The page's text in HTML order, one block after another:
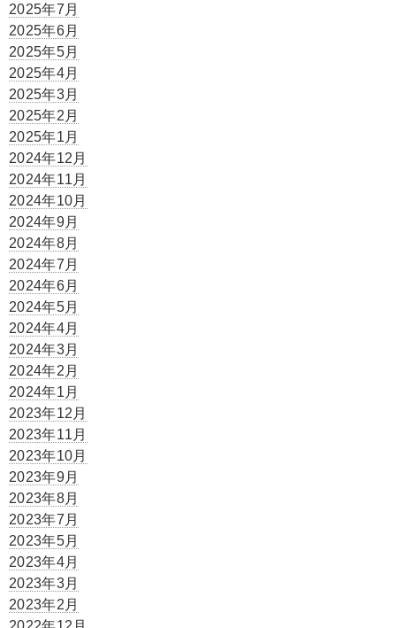
2025年7月
2025年6月
2025年5月
2025年4月
2025年3月
2025年2月
2025年1月
2024年12月
2024年11月
2024年10月
2024年9月
2024年8月
2024年7月
2024年6月
2024年5月
2024年4月
2024年3月
2024年2月
2024年1月
2023年12月
2023年11月
2023年10月
2023年9月
2023年8月
2023年7月
2023年5月
2023年4月
2023年3月
2023年2月